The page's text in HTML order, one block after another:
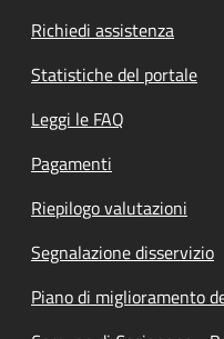
Richiedi assistenza
Statistiche del portale
Leggi le FAQ
Pagamenti
Riepilogo valutazioni
Segnalazione disservizio
Piano di miglioramento